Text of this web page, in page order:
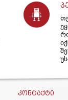
ᲙᲝᲜᲢᲐᲥᲢᲘ